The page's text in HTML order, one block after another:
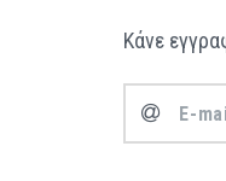
Κάνε